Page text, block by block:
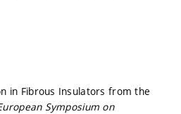
in Fibrous Insulators from the
Symposium on